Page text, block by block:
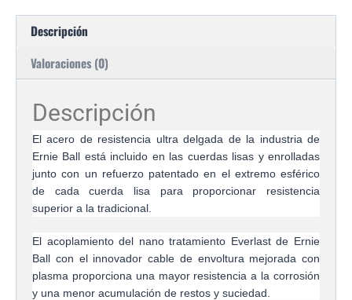
Descripción
Valoraciones (0)
Descripción
El acero de resistencia ultra delgada de la industria de
Ernie Ball está incluido en las cuerdas lisas y enrolladas
junto con un refuerzo patentado en el extremo esférico
de cada cuerda lisa para proporcionar resistencia
superior a la tradicional.
El acoplamiento del nano tratamiento Everlast de Ernie
Ball con el innovador cable de envoltura mejorada con
plasma proporciona una mayor resistencia a la corrosión
y una menor acumulación de restos y suciedad.